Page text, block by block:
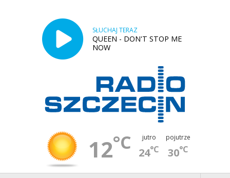
SŁUCHAJ TERAZ
QUEEN - DON'T STOP ME
NOW
12°C jutro
24°C
pojutrze
30°C